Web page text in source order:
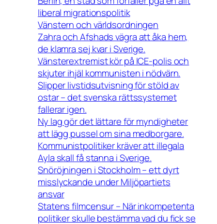
liberal migrationspolitik
Vänstern och världsordningen
Zahra och Afshads vägra att åka hem,
de klamra sej kvar i Sverige.
Vänsterextremist kör på ICE-polis och
skjuter ihjäl kommunisten i nödvärn.
Slipper livstidsutvisning för stöld av
ostar – det svenska rättssystemet
fallerar igen.
Ny lag gör det lättare för myndigheter
att lägg pussel om sina medborgare.
Kommunistpolitiker kräver att illegala
Ayla skall få stanna i Sverige.
Snöröjningen i Stockholm – ett dyrt
misslyckande under Miljöpartiets
ansvar
Statens filmcensur – När inkompetenta
politiker skulle bestämma vad du fick se